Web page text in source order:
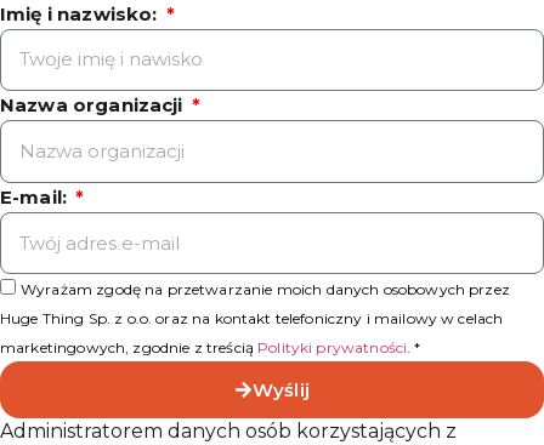
Imię i nazwisko:
Nazwa organizacji
E-mail:
Wyrażam zgodę na przetwarzanie moich danych osobowych przez
Huge Thing Sp. z o.o. oraz na kontakt telefoniczny i mailowy w celach
marketingowych, zgodnie z treścią Polityki prywatności. *
Wyślij
Administratorem danych osób korzystających z